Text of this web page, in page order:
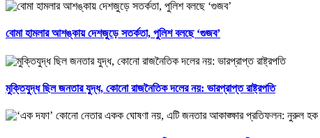
বোমা হামলার আশঙ্কায় দেশজুড়ে সতর্কতা, পুলিশ বলছে ‘গুজব’
মুক্তিযুদ্ধ ছিল জনতার যুদ্ধ, কোনো রাজনৈতিক দলের নয়: ভারপ্রাপ্ত রাষ্ট্রপতি